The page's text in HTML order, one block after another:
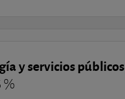
y servicios públicos
%